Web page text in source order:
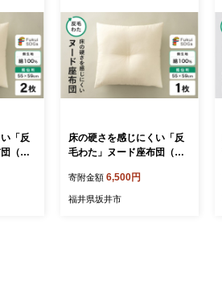
「反
（銘
床の硬さを感じにくい「反
毛わた」ヌード座布団（銘
枚 [A-20440]
寄附金額 6,500円
福井県坂井市